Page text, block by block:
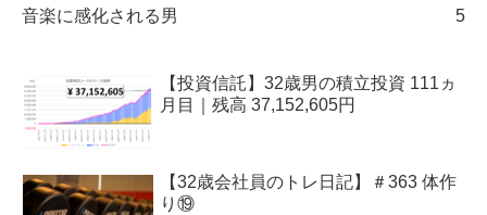
音楽に感化される男 5
【投資信託】32歳男の積立投資 111ヵ
月目｜残高 37,152,605円
【32歳会社員のトレ日記】＃363 体作
り⑲